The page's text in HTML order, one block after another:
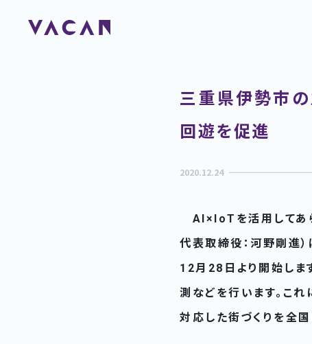
三重県伊勢市
回遊を促進
2020.12.24
AI×IoTを活用してあら
代表取締役：河野剛進
12月28日より開始しま
測などを行います。これ
対応した街づくりを全国